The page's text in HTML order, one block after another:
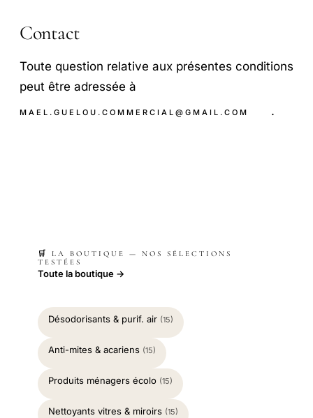
Contact
Toute question relative aux présentes conditions
peut être adressée à
MAEL.GUELOU.COMMERCIAL@GMAIL.COM .
🛒 LA BOUTIQUE — NOS SÉLECTIONS
TESTÉES
Toute la boutique →
Désodorisants & purif. air (15)
Anti-mites & acariens (15)
Produits ménagers écolo (15)
Nettoyants vitres & miroirs (15)